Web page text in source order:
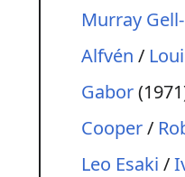
Murray
Alfvén /
Gabor
Cooper/
Leo Esaki /